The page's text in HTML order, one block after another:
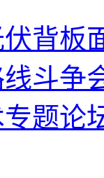
背板
斗争
题论